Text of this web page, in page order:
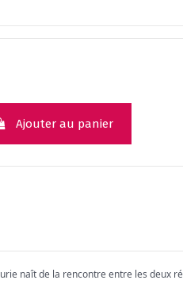
Ajouter au panier
naît de la rencontre entre les deux